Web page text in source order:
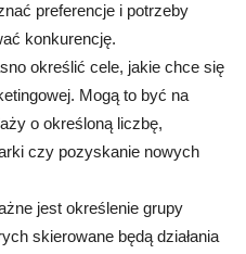
preferencje i potrzeby
konkurencję.
określić cele, jakie chce się
Mogą to być na
o określoną liczbę,
czy pozyskanie nowych
jest określenie grupy
skierowane będą działania